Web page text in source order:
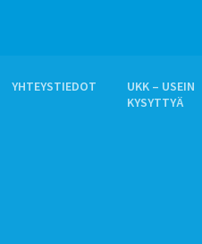
YHTEYSTIEDOT
UKK – USEIN
KYSYTTYÄ